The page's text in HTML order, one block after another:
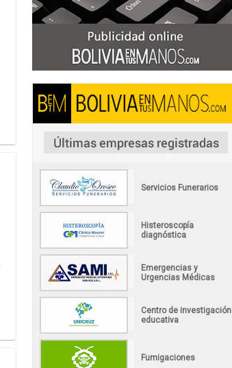
Servicios Funerarios
Histeroscopía
diagnóstica
Emergencias y
Urgencias Médicas
Centro de investigación
educativa
Fumigaciones